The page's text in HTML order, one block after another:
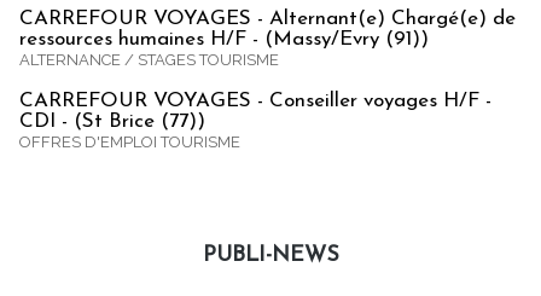
CARREFOUR VOYAGES - Alternant(e) Chargé(e) de
ressources humaines H/F - (Massy/Evry (91))
ALTERNANCE / STAGES TOURISME
CARREFOUR VOYAGES - Conseiller voyages H/F -
CDI - (St Brice (77))
OFFRES D'EMPLOI TOURISME
PUBLI-NEWS